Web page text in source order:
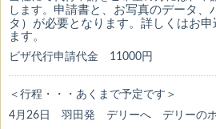
します。 申請書と、お写真のデータ、
タ）が必要となります。詳しくはお
ます。
ビザ代行申請代金 11000円
＜行程・・・あくまで予定です＞
4月26日 羽田発 デリーへ デリーのホ